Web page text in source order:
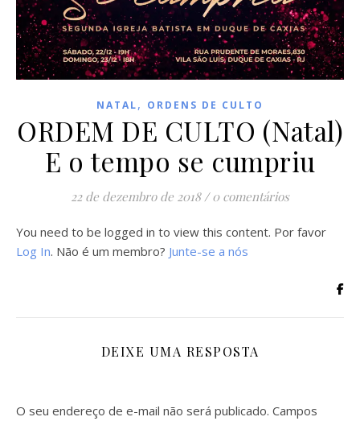
NATAL, ORDENS DE CULTO
ORDEM DE CULTO (Natal)
E o tempo se cumpriu
22 de dezembro de 2018 / 0 comentários
You need to be logged in to view this content. Por favor
Log In. Não é um membro? Junte-se a nós
DEIXE UMA RESPOSTA
O seu endereço de e-mail não será publicado. Campos